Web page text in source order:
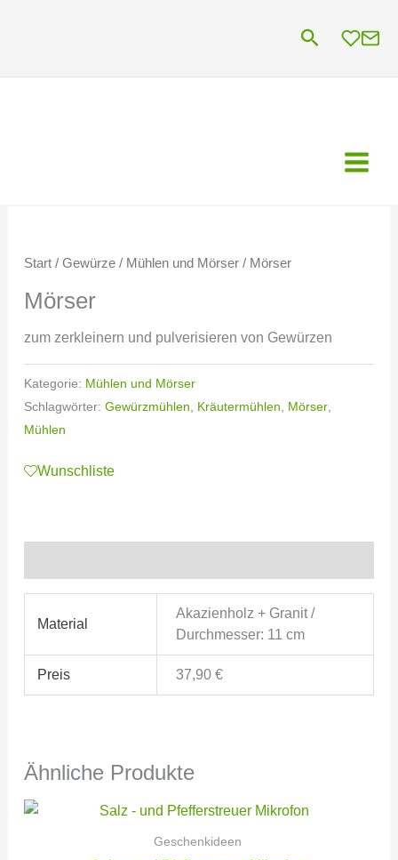
Suchen
Start/ Gewürze/ Mühlen und Mörser/ Mörser
Mörser
zum zerkleinern und pulverisieren von Gewürzen
Kategorie: Mühlen und Mörser
Schlagwörter: Gewürzmühlen Kräutermühlen Mörser,
Mühlen
Wunschliste
Material
Akazienholz + Granit /
Durchmesser: 11 cm
Preis 37,90 €
Ähnliche Produkte
Geschenkideen